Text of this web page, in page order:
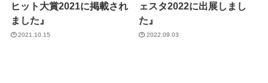
ヒット大賞2021に掲載され
ました』
2021.10.15
ェスタ2022に出展しまし
た』
2022.09.03